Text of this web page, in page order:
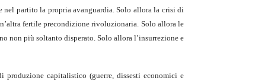
nel partito la propria avanguardia. Solo allora la crisi di
fertile precondizione rivoluzionaria. Solo allora le
non più soltanto disperato. Solo allora l’insurrezione e
capitalistico (guerre, dissesti economici e